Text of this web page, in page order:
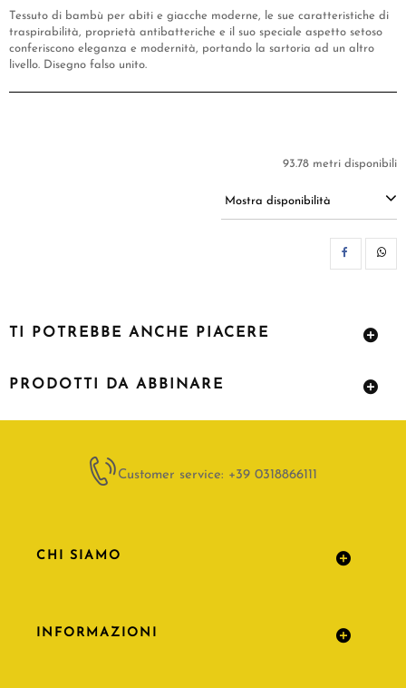
Tessuto di bambù per abiti e giacche moderne, le sue caratteristiche di
traspirabilità, proprietà antibatteriche e il suo speciale aspetto setoso
conferiscono eleganza e modernità, portando la sartoria ad un altro
livello. Disegno falso unito.
93.78 metri disponibili
Mostra disponibilità
TI POTREBBE ANCHE PIACERE
PRODOTTI DA ABBINARE
Customer service: +39 0318866111
CHI SIAMO
INFORMAZIONI